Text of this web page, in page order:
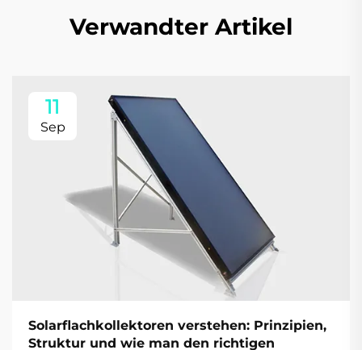
Verwandter Artikel
11
Sep
Solarflachkollektoren verstehen: Prinzipien,
Struktur und wie man den richtigen